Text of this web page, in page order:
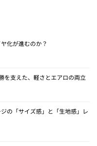
化が進むのか？
を支えた、軽さとエアロの両立
ジの「サイズ感」と「生地感」レ